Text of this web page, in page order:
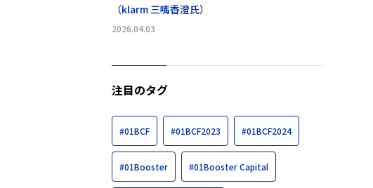
（klarm 三嘴香澄氏）
2026.04.03
注目のタグ
#01BCF #01BCF2023 #01BCF2024
#01Booster #01Booster Capital